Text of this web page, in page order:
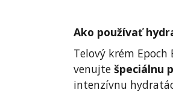
Ako používať
Telový krém
venujte špeciálnu
intenzívnu